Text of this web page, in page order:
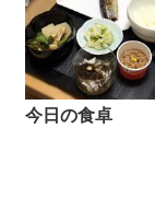
今日の食卓